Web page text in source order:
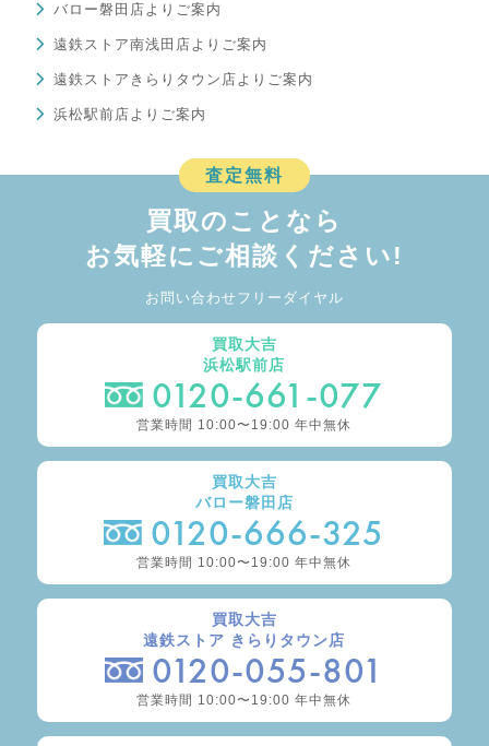
バロー磐田店よりご案内
遠鉄ストア南浅田店よりご案内
遠鉄ストアきらりタウン店よりご案内
浜松駅前店よりご案内
査定無料
買取のことなら
お気軽にご相談ください!
お問い合わせフリーダイヤル
買取大吉
浜松駅前店
0120-661-077
営業時間 10:00〜19:00 年中無休
買取大吉
バロー磐田店
0120-666-325
営業時間 10:00〜19:00 年中無休
買取大吉
遠鉄ストア きらりタウン店
0120-055-801
営業時間 10:00〜19:00 年中無休